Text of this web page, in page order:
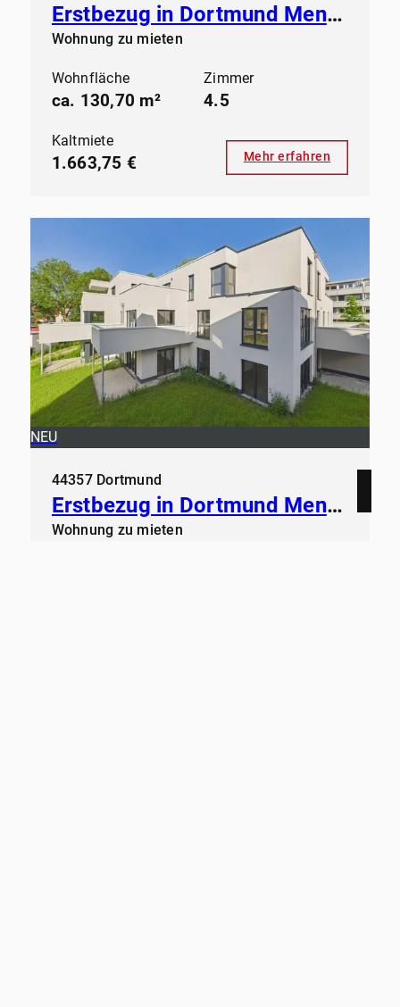
Erstbezug in Dortmund Mengede - Modernes Wohnen ab sofort
Wohnung zu mieten
Wohnfläche
ca. 130,70 m²
Zimmer
4.5
Kaltmiete
1.663,75 € Mehr erfahren
NEU
44357 Dortmund
Erstbezug in Dortmund Mengede - Modern Wohnen ab sofort
Wohnung zu mieten